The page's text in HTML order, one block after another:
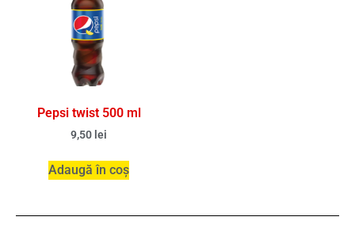
Pepsi twist 500 ml
9,50 lei
Adaugă în coș